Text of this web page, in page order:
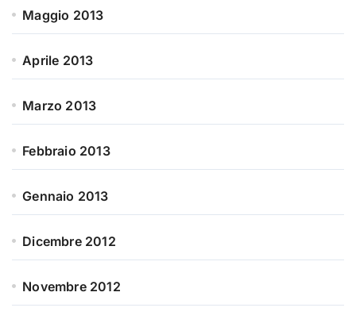
Maggio 2013
Aprile 2013
Marzo 2013
Febbraio 2013
Gennaio 2013
Dicembre 2012
Novembre 2012